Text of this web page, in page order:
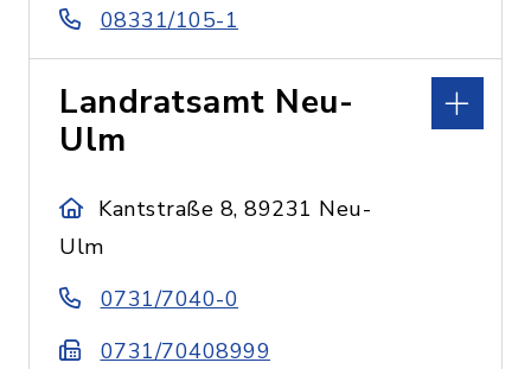
08331/105-1
Landratsamt Neu-
Ulm
Kantstraße 8, 89231 Neu-
Ulm
0731/7040-0
0731/70408999